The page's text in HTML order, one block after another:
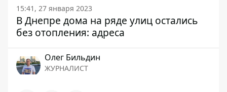
15:41, 27 января 2023
В Днепре дома на ряде улиц остались
без отопления: адреса
Олег Бильдин
ЖУРНАЛИСТ